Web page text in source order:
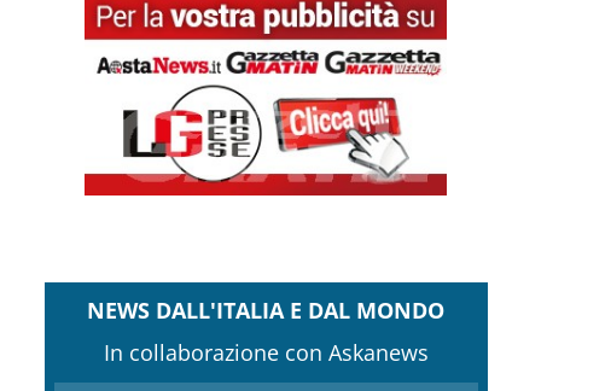
NEWS DALL'ITALIA E DAL MONDO
In collaborazione con Askanews